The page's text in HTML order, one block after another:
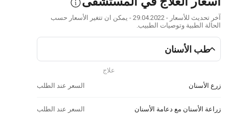
آخر تحديث للأسعار - 29.04.2022 - يمكن ان تتغير الأسعار حسب
الحالة الطبية وتوصيات الطبيب.
طب الأسنان
علاج
زرع الأسنان
السعر عند الطلب
زراعة الأسنان مع دعامة الأسنان السعر عند الطلب